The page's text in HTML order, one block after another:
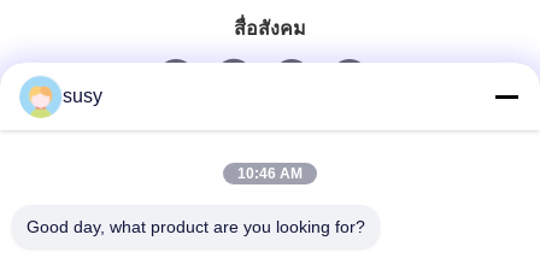
สื่อสังคม
ติดต่อเร็ว
susy
10:46 AM
Good day, what product are you looking for?